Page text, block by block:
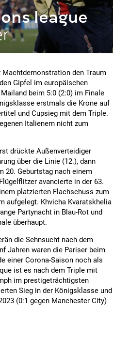
league
den Traum
Gipfel im europäischen
beim 5:0 (2:0) im Finale
erstmals die Krone auf
und Cupsieg mit dem Triple.
Italienern nicht zum
drückte Außenverteidiger
über die Linie (12.), dann
20. Geburtstag nach einem
avancierte in der 63.
platzierten Flachschuss zum
aufgelegt. Khvicha Kvaratskhelia
Partynacht in Blau-Rot und
überhaupt.
die Sehnsucht nach dem
Jahren waren die Pariser beim
einer Corona-Saison noch als
ist es nach dem Triple mit
im prestigeträchtigsten
Sieg in der Königsklasse und
(0:1 gegen Manchester City)